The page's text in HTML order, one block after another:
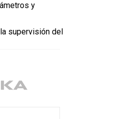
y
supervisión del